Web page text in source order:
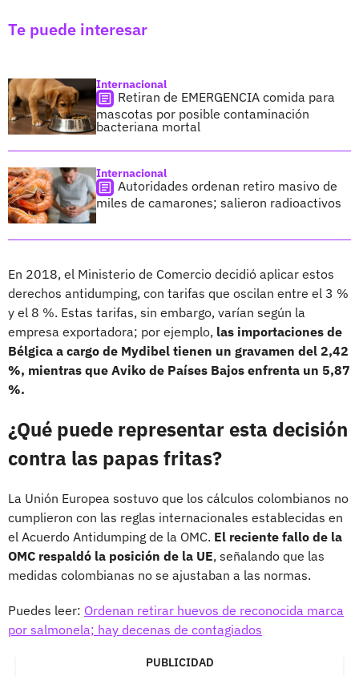
Te puede interesar
Internacional
Retiran de EMERGENCIA comida para
mascotas por posible contaminación
bacteriana mortal
Internacional
Autoridades ordenan retiro masivo de
miles de camarones; salieron radioactivos
En 2018, el Ministerio de Comercio decidió aplicar estos
derechos antidumping, con tarifas que oscilan entre el 3 %
y el 8 %. Estas tarifas, sin embargo, varían según la
empresa exportadora; por ejemplo, las importaciones de
Bélgica a cargo de Mydibel tienen un gravamen del 2,42
%, mientras que Aviko de Países Bajos enfrenta un 5,87
%.
¿Qué puede representar esta decisión
contra las papas fritas?
La Unión Europea sostuvo que los cálculos colombianos no
cumplieron con las reglas internacionales establecidas en
el Acuerdo Antidumping de la OMC. El reciente fallo de la
OMC respaldó la posición de la UE, señalando que las
medidas colombianas no se ajustaban a las normas.
Puedes leer: Ordenan retirar huevos de reconocida marca
por salmonela; hay decenas de contagiados
PUBLICIDAD